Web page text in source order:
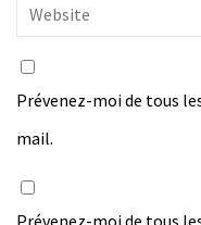
Prévenez-moi de tous
mail.
Prévenez-moi de tous